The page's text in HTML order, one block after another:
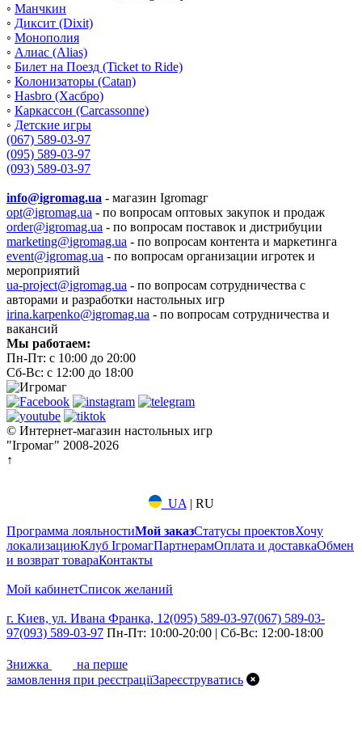
◦ Манчкин
◦ Диксит (Dixit)
◦ Монополия
◦ Алиас (Alias)
◦ Билет на Поезд (Ticket to Ride)
◦ Колонизаторы (Catan)
◦ Hasbro (Хасбро)
◦ Каркассон (Carcassonne)
◦ Детские игры
(067) 589-03-97
(095) 589-03-97
(093) 589-03-97
info@igromag.ua - магазин Igromagг
opt@igromag.ua - по вопросам оптовых закупок и продаж
order@igromag.ua - по вопросам поставок и дистрибуции
marketing@igromag.ua - по вопросам контента и маркетинга
event@igromag.ua - по вопросам организации игротек и
мероприятий
ua-project@igromag.ua - по вопросам сотрудничества с
авторами и разработки настольных игр
irina.karpenko@igromag.ua - по вопросам сотрудничества и
вакансий
Мы работаем:
Пн-Пт: с 10:00 до 20:00
Сб-Вс: с 12:00 до 18:00
© Интернет-магазин настольных игр
"Ігромаг" 2008-2026
↑
UA | RU
Программа лояльностиМой заказСтатусы проектовХочу
локализациюКлуб ІгромагПартнерамОплата и доставкаОбмен
и возврат товараКонтакты
Мой кабинетСписок желаний
г. Киев, ул. Ивана Франка, 12(095) 589-03-97(067) 589-03-
97(093) 589-03-97 Пн-Пт: 10:00-20:00 | Сб-Вс: 12:00-18:00
Знижка
на перше
замовлення при реєстраціїЗареєструватись